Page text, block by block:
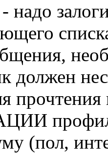
надо
должен
профиль
(пол,